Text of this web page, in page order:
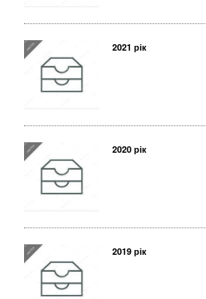
2021 рік
2020 рік
2019 рік